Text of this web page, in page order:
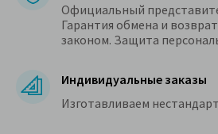
Официальный
Гарантия обмена и
законом. Защита
Индивидуальные заказы
Изготавливаем